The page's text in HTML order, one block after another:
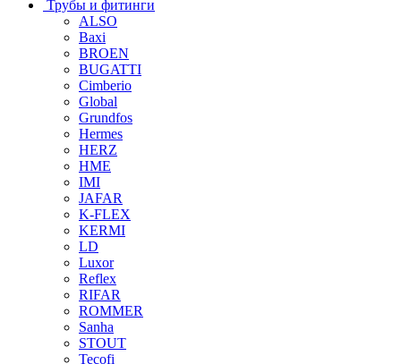
Трубы и фитинги
ALSO
Baxi
BROEN
BUGATTI
Cimberio
Global
Grundfos
Hermes
HERZ
HME
IMI
JAFAR
K-FLEX
KERMI
LD
Luxor
Reflex
RIFAR
ROMMER
Sanha
STOUT
Tecofi